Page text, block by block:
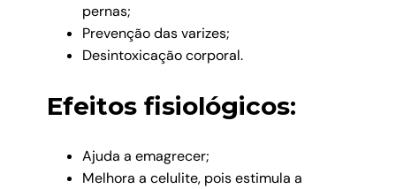
pernas;
Prevenção das varizes;
Desintoxicação corporal.
Efeitos fisiológicos:
Ajuda a emagrecer;
Melhora a celulite, pois estimula a